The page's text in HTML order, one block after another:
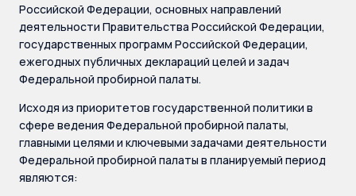
Российской Федерации, основных направлений
деятельности Правительства Российской Федерации,
государственных программ Российской Федерации,
ежегодных публичных деклараций целей и задач
Федеральной пробирной палаты.
Исходя из приоритетов государственной политики в
сфере ведения Федеральной пробирной палаты,
главными целями и ключевыми задачами деятельности
Федеральной пробирной палаты в планируемый период
являются: